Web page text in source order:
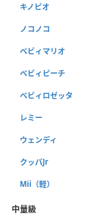
キノピオ
ノコノコ
ベビィマリオ
ベビィピーチ
ベビィロゼッタ
レミー
ウェンディ
クッパJr
Mii（軽）
中量級